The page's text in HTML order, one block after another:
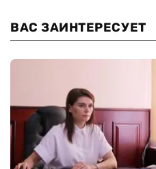
ВАС ЗАИНТЕРЕСУЕТ